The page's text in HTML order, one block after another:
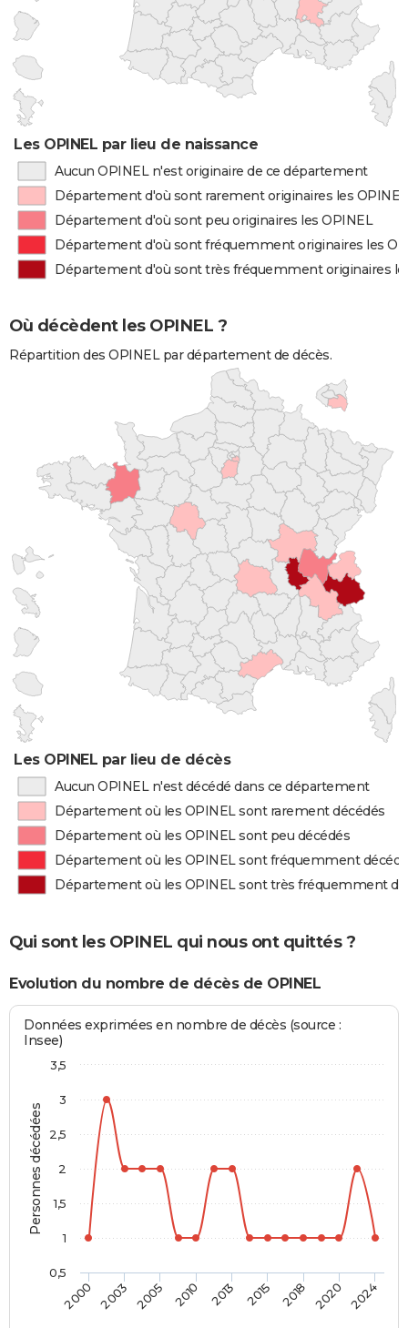
Les OPINEL par lieu de naissance
Aucun OPINEL n'est originaire de ce département
Département d'où sont rarement originaires les OPINEL
Département d'où sont peu originaires les OPINEL
Département d'où sont fréquemment originaires les
Département d'où sont très fréquemment originaires
Où décèdent les OPINEL ?
Répartition des OPINEL par département de décès.
Les OPINEL par lieu de décès
Aucun OPINEL n'est décédé dans ce département
Département où les OPINEL sont rarement décédés
Département où les OPINEL sont peu décédés
Département où les OPINEL sont fréquemment
Département où les OPINEL sont très fréquemment
Qui sont les OPINEL qui nous ont quittés ?
Evolution du nombre de décès de OPINEL
Personnes décédées
Données exprimées en nombre de décès (source :
Insee)
2000 2003 2005 2010 2013 2015 2018 2020 2024
0,5
1
1,5
2
2,5
3
3,5